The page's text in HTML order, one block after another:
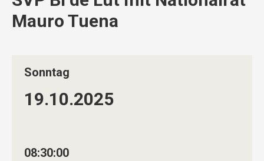
Mauro Tuena
Sonntag
19.10.2025
08:30:00